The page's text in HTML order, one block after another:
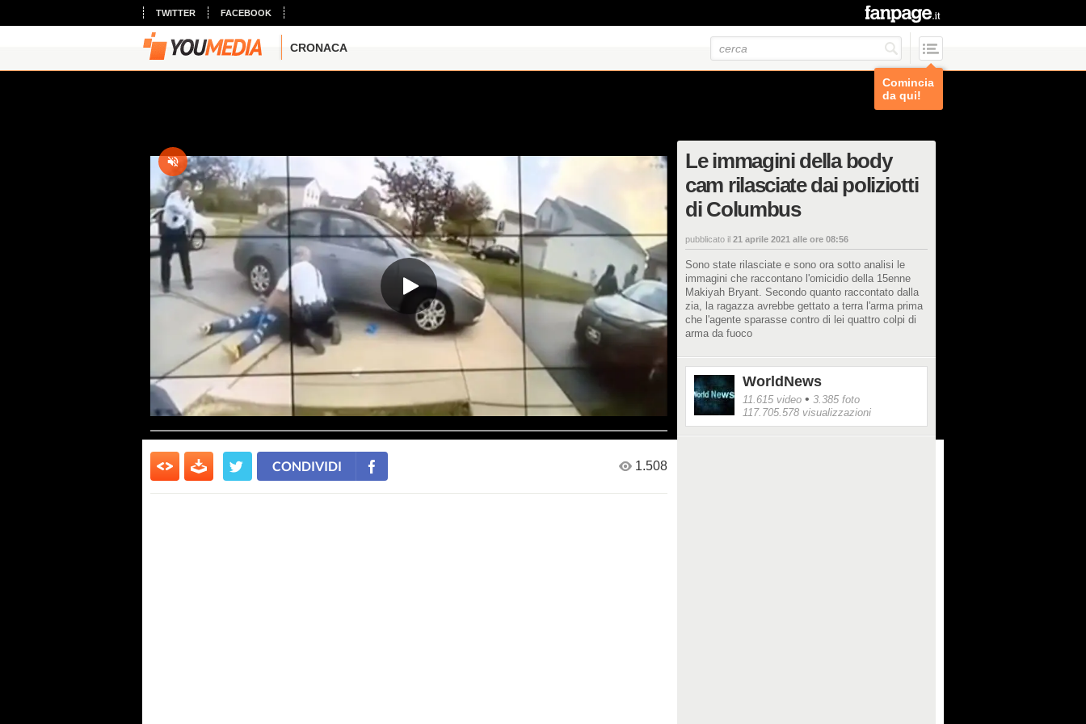
TWITTER FACEBOOK
CRONACA
Comincia
da qui!
Le immagini della body
cam rilasciate dai poliziotti
di Columbus
pubblicato il 21 aprile 2021 alle ore 08:56
Sono state rilasciate e sono ora sotto analisi le
immagini che raccontano l'omicidio della 15enne
Makiyah Bryant. Secondo quanto raccontato dalla
zia, la ragazza avrebbe gettato a terra l'arma prima
che l'agente sparasse contro di lei quattro colpi di
arma da fuoco
WorldNews
11.615 video • 3.385 foto
117.705.578 visualizzazioni
CONDIVIDI 1.508